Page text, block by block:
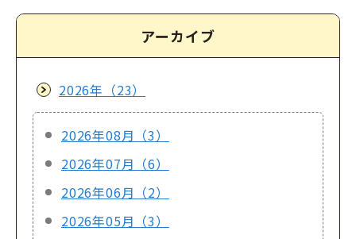
アーカイブ
2026年（23）
2026年08月（3）
2026年07月（6）
2026年06月（2）
2026年05月（3）